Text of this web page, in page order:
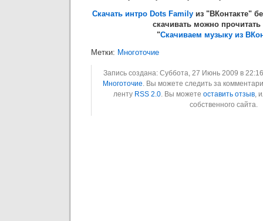
Скачать интро Dots Familyиз "ВКонтакте"
скачивать можно прочитать
"Скачиваем музыку из
Метки: Многоточие
Запись создана: Суббота, 27 Июнь 2009 в
Многоточие. Вы можете следить за
ленту RSS 2.0. Вы можете оставить отзыв,
собственного сайта.